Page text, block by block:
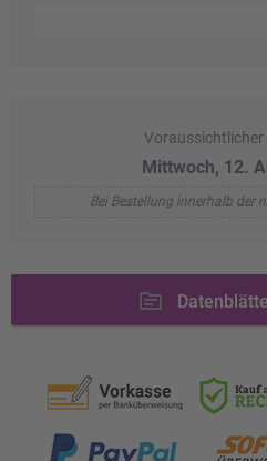
Voraussichtlicher
Mittwoch, 12.
Bei Bestellung innerhalb der